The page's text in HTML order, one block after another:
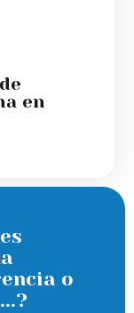
en
o